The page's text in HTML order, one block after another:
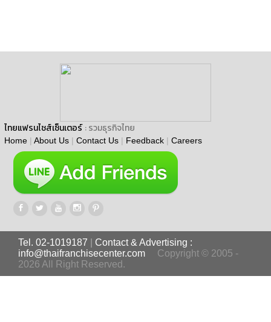
ไทยแฟรนไชส์เซ็นเตอร์ : รวมธุรกิจไทย
Home | About Us | Contact Us | Feedback | Careers
Tel. 02-1019187
Contact & Advertising :
info@thaifranchisecenter.com
Copyright © 2005 -
2026 All Right Reserved.